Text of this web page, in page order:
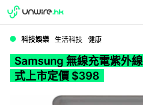
WWDC 2026
科技娛樂 生活科技 健康
Samsung 無線充電紫外
式上市定價 $398